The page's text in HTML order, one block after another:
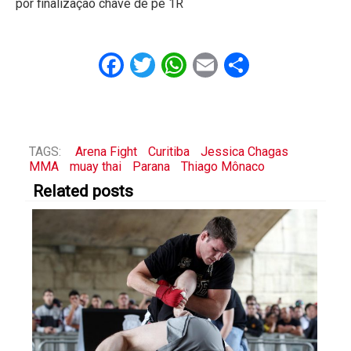
por finalização chave de pé 1R
Facebook
Twitter
WhatsApp
EmailShare
TAGS: Arena Fight Curitiba
Jessica Chagas
MMA
muay thai Parana Thiago Mônaco
Related posts